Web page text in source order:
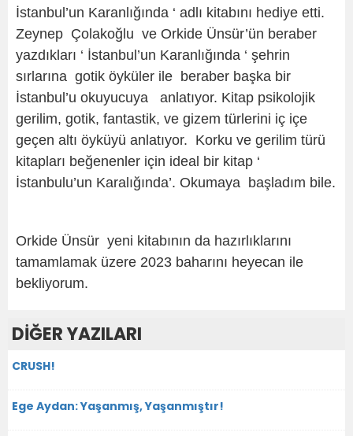
İstanbul’un Karanlığında ‘ adlı kitabını hediye etti.
Zeynep Çolakoğlu ve Orkide Ünsür’ün beraber
yazdıkları ‘ İstanbul’un Karanlığında ‘ şehrin
sırlarına gotik öyküler ile beraber başka bir
İstanbul’u okuyucuya anlatıyor. Kitap psikolojik
gerilim, gotik, fantastik, ve gizem türlerini iç içe
geçen altı öyküyü anlatıyor. Korku ve gerilim türü
kitapları beğenenler için ideal bir kitap ‘
İstanbulu’un Karalığında’. Okumaya başladım bile.
Orkide Ünsür yeni kitabının da hazırlıklarını
tamamlamak üzere 2023 baharını heyecan ile
bekliyorum.
DİĞER YAZILARI
CRUSH!
Ege Aydan: Yaşanmış, Yaşanmıştır!